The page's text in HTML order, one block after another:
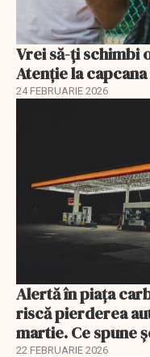
Vrei să-ți schimbi
Atenție la
24 FEBRUARIE 2026
Alertă în piața
riscă pierderea
martie. Ce spune
22 FEBRUARIE 2026